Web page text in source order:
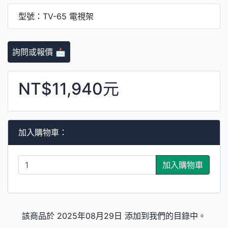
型號：TV-65 電視架
詢問或報價 📩
NT$11,940元
加入購物車：
加入購物車
該商品於 2025年08月29日 添加到我們的目錄中。